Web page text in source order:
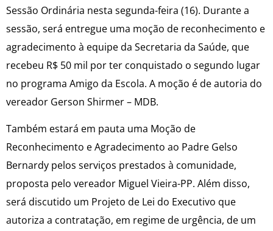
Sessão Ordinária nesta segunda-feira (16). Durante a
sessão, será entregue uma moção de reconhecimento e
agradecimento à equipe da Secretaria da Saúde, que
recebeu R$ 50 mil por ter conquistado o segundo lugar
no programa Amigo da Escola. A moção é de autoria do
vereador Gerson Shirmer – MDB.
Também estará em pauta uma Moção de
Reconhecimento e Agradecimento ao Padre Gelso
Bernardy pelos serviços prestados à comunidade,
proposta pelo vereador Miguel Vieira-PP. Além disso,
será discutido um Projeto de Lei do Executivo que
autoriza a contratação, em regime de urgência, de um